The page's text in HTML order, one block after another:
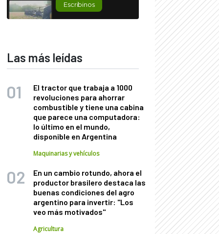
Escribinos
Las más leídas
El tractor que trabaja a 1000
revoluciones para ahorrar
combustible y tiene una cabina
que parece una computadora:
lo último en el mundo,
disponible en Argentina
Maquinarias y vehículos
En un cambio rotundo, ahora el
productor brasilero destaca las
buenas condiciones del agro
argentino para invertir: "Los
veo más motivados"
Agricultura